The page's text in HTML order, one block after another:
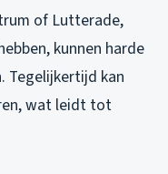
of Lutterade,
kunnen harde
Tegelijkertijd kan
wat leidt tot